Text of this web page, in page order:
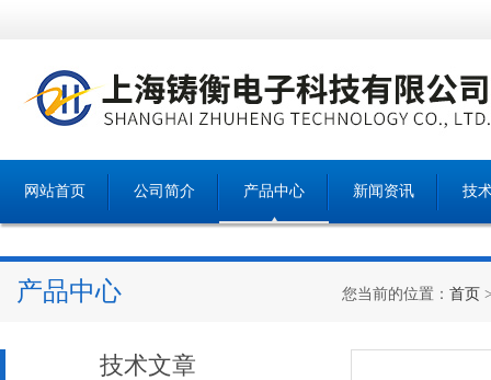
网站首页 公司简介 产品中心 新闻资讯 技
产品中心 您当前的位置： 首页
技术文章